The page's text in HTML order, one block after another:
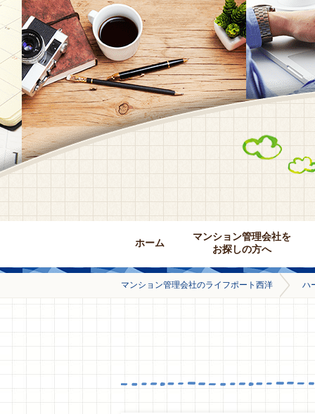
ホーム
マンション管理会社を
お探しの方へ
マンション管理会社のライフポート西洋 ハ